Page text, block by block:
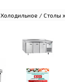
Холодильное / Столы